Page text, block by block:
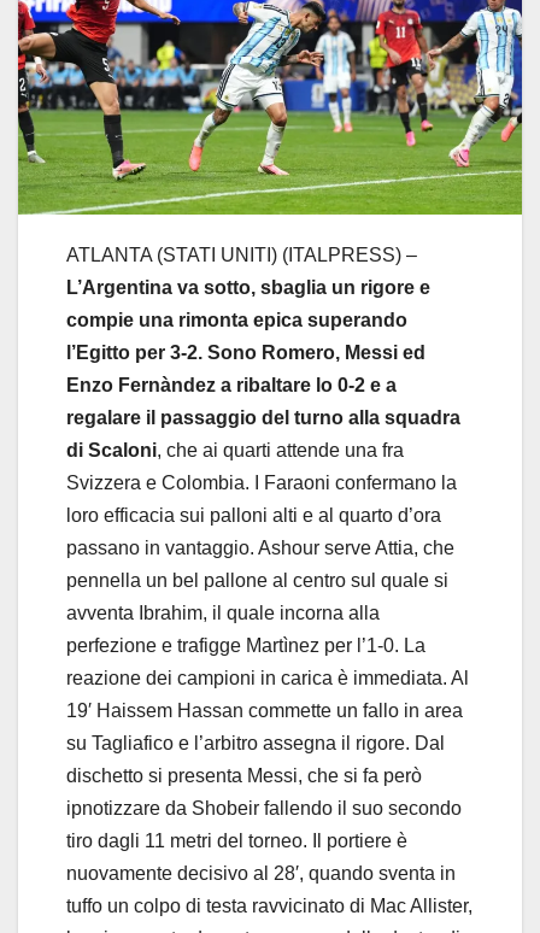
ATLANTA (STATI UNITI) (ITALPRESS) –
L’Argentina va sotto, sbaglia un rigore e
compie una rimonta epica superando
l’Egitto per 3-2. Sono Romero, Messi ed
Enzo Fernàndez a ribaltare lo 0-2 e a
regalare il passaggio del turno alla squadra
di Scaloni, che ai quarti attende una fra
Svizzera e Colombia. I Faraoni confermano la
loro efficacia sui palloni alti e al quarto d’ora
passano in vantaggio. Ashour serve Attia, che
pennella un bel pallone al centro sul quale si
avventa Ibrahim, il quale incorna alla
perfezione e trafigge Martìnez per l’1-0. La
reazione dei campioni in carica è immediata. Al
19′ Haissem Hassan commette un fallo in area
su Tagliafico e l’arbitro assegna il rigore. Dal
dischetto si presenta Messi, che si fa però
ipnotizzare da Shobeir fallendo il suo secondo
tiro dagli 11 metri del torneo. Il portiere è
nuovamente decisivo al 28′, quando sventa in
tuffo un colpo di testa ravvicinato di Mac Allister,